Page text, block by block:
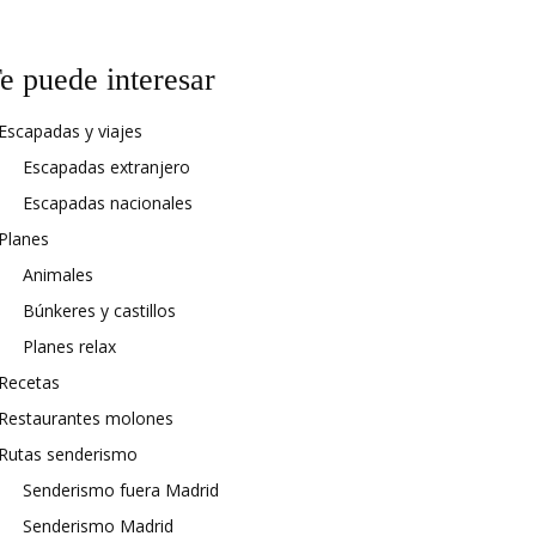
puede interesar
y viajes
Escapadas extranjero
Escapadas nacionales
Animales
Búnkeres y castillos
Planes relax
molones
senderismo
Senderismo fuera Madrid
Senderismo Madrid